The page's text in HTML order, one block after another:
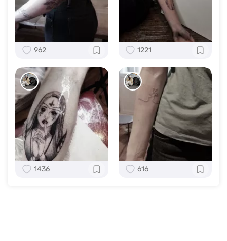
962 1221
1436 616